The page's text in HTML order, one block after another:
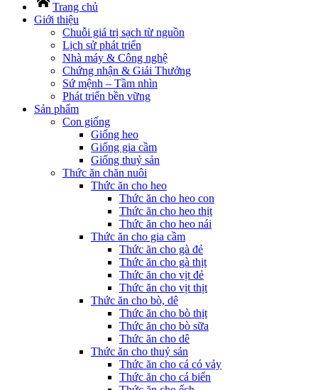
Trang chủ
Giới thiệu
Chuỗi giá trị sạch từ nguồn
Lịch sử phát triển
Nhà máy & Công nghệ
Chứng nhận & Giải Thưởng
Sứ mệnh – Tầm nhìn
Phát triển bền vững
Sản phẩm
Con giống
Giống heo
Giống gia cầm
Giống thuỷ sản
Thức ăn chăn nuôi
Thức ăn cho heo
Thức ăn cho heo con
Thức ăn cho heo thịt
Thức ăn cho heo nái
Thức ăn cho gia cầm
Thức ăn cho gà đẻ
Thức ăn cho gà thịt
Thức ăn cho vịt đẻ
Thức ăn cho vịt thịt
Thức ăn cho bò, dê
Thức ăn cho bò thịt
Thức ăn cho bò sữa
Thức ăn cho dê
Thức ăn cho thuỷ sản
Thức ăn cho cá có vảy
Thức ăn cho cá biển